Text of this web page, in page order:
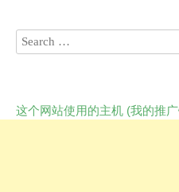
这个网站使用的主机 (我的推